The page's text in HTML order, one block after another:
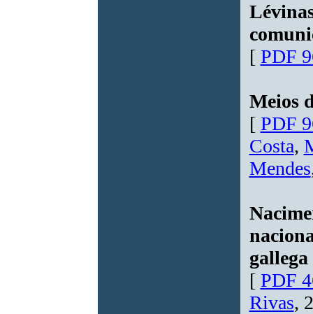
[ PDF
Meios
[ PDF
Costa,
Mendes
gallega
[ PDF
Rivas,